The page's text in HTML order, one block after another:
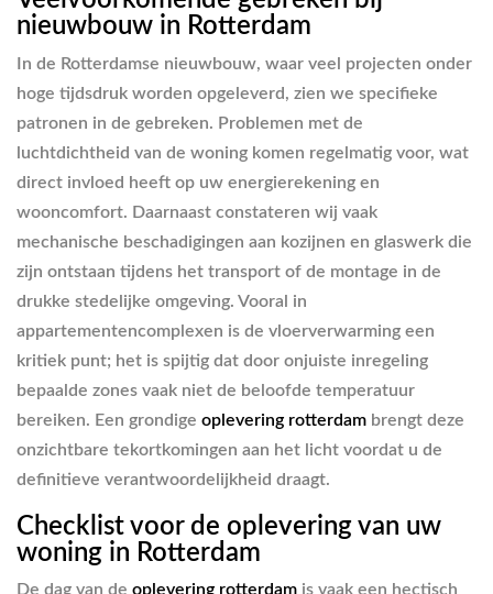
nieuwbouw in Rotterdam
In de Rotterdamse nieuwbouw, waar veel projecten onder
hoge tijdsdruk worden opgeleverd, zien we specifieke
patronen in de gebreken. Problemen met de
luchtdichtheid van de woning komen regelmatig voor, wat
direct invloed heeft op uw energierekening en
wooncomfort. Daarnaast constateren wij vaak
mechanische beschadigingen aan kozijnen en glaswerk die
zijn ontstaan tijdens het transport of de montage in de
drukke stedelijke omgeving. Vooral in
appartementencomplexen is de vloerverwarming een
kritiek punt; het is spijtig dat door onjuiste inregeling
bepaalde zones vaak niet de beloofde temperatuur
bereiken. Een grondige oplevering rotterdam brengt deze
onzichtbare tekortkomingen aan het licht voordat u de
definitieve verantwoordelijkheid draagt.
Checklist voor de oplevering van uw
woning in Rotterdam
De dag van de oplevering rotterdam is vaak een hectisch